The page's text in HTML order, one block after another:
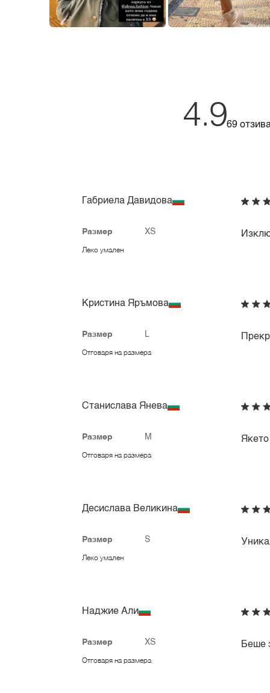
4.969
Габриела Давидова
Размер XS
Леко умален
Кристина Яръмова
Размер L
Отговаря на размера
Станислава Янева
Размер M
Отговаря на размера
Якето
Десислава Великина
Размер S
Леко умален
Наджие Али
Размер XS
Отговаря на размера
Беше